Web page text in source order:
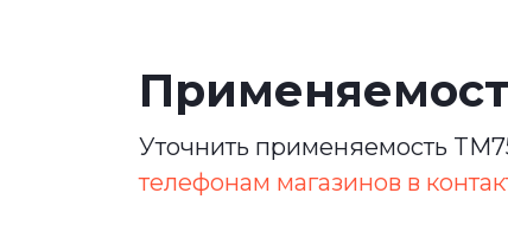
Уточнить применяемость
телефонам магазинов в